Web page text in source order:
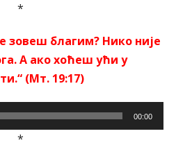
*
зовеш благим? Нико није
А ако хоћеш ући у
(Мт. 19:17)
00:00
*